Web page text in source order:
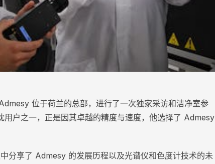
位于荷兰的总部，进行了一次独家采访和洁净室参
户之一，正是因其卓越的精度与速度，他选择了 Admesy
分享了 Admesy 的发展历程以及光谱仪和色度计技术的未